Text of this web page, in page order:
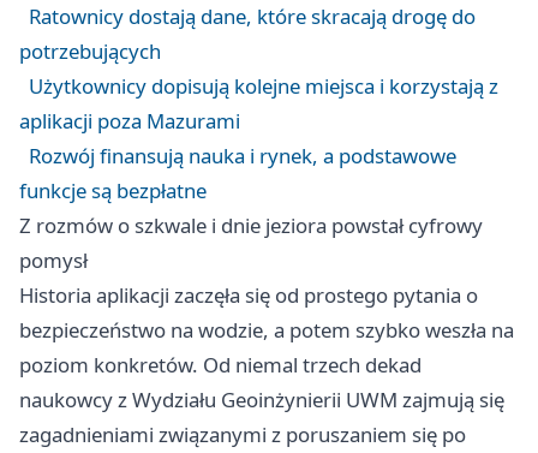
Ratownicy dostają dane, które skracają drogę do
potrzebujących
Użytkownicy dopisują kolejne miejsca i korzystają z
aplikacji poza Mazurami
Rozwój finansują nauka i rynek, a podstawowe
funkcje są bezpłatne
Z rozmów o szkwale i dnie jeziora powstał cyfrowy
pomysł
Historia aplikacji zaczęła się od prostego pytania o
bezpieczeństwo na wodzie, a potem szybko weszła na
poziom konkretów. Od niemal trzech dekad
naukowcy z Wydziału Geoinżynierii UWM zajmują się
zagadnieniami związanymi z poruszaniem się po